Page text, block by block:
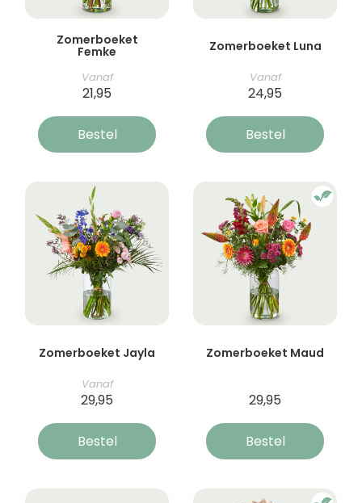
Zomerboeket
Femke
Vanaf
21,95
Bestel
Zomerboeket Luna
Vanaf
24,95
Bestel
Zomerboeket Jayla
Vanaf
29,95
Bestel
Zomerboeket Maud
29,95
Bestel